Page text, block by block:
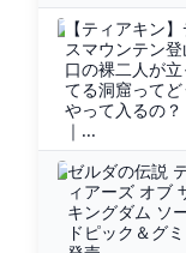
【ティアキン
スマウンテン登
口の裸二人が立
てる洞窟ってど
やって入るの？
｜...
ゼルダの伝説
ィアーズ オブ
キングダム ソ
ドピック＆グミ